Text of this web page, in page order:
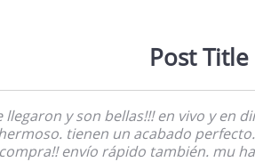
Post Title
llegaron y son bellas!!! en vivo y en
tienen un acabado
envío rápido también. mu